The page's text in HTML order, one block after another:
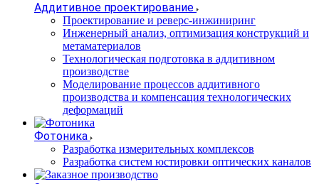
Аддитивное проектирование
Проектирование и реверс-инжиниринг
Инженерный анализ, оптимизация конструкций и
метаматериалов
Технологическая подготовка в аддитивном
производстве
Моделирование процессов аддитивного
производства и компенсация технологических
деформаций
Фотоника
Разработка измерительных комплексов
Разработка систем юстировки оптических каналов